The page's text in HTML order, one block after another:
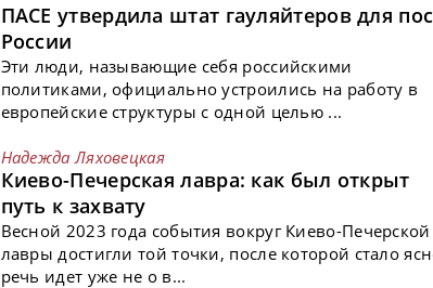
ПАСЕ утвердила штат гауляйтеров для
России
Эти люди, называющие себя российскими
политиками, официально устроились на работу в
европейские структуры с одной целью ...
Надежда Ляховецкая
Киево-Печерская лавра: как был открыт
путь к захвату
Весной 2023 года события вокруг Киево-Печерской
лавры достигли той точки, после которой стало
речь идет уже не о в...